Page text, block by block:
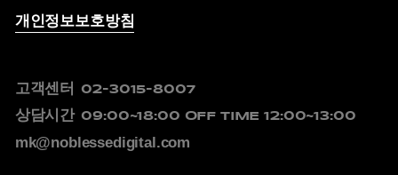
개인정보보호방침
고객센터 02-3015-8007
상담시간 09:00~18:00 OFF TIME 12:00~13:00
mk@noblessedigital.com